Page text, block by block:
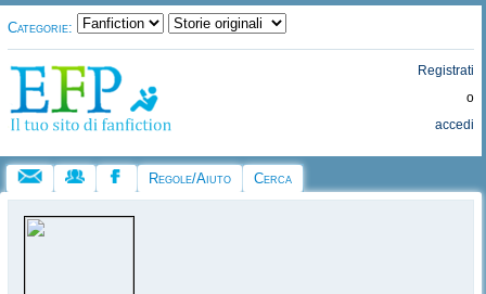
Categorie:
Registrati
o
accedi
Regole/Aiuto Cerca